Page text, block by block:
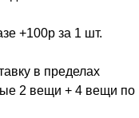
+100р за 1 шт.
в пределах
2 вещи + 4 вещи по